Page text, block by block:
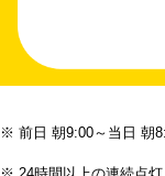
※ 前日 朝9:00～当日 朝